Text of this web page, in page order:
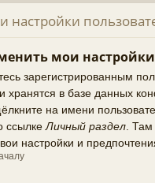
настройки
мои
зарегистрированным
хранятся в базе данных
на имени
ссылкеЛичный раздел. Там
настройки и